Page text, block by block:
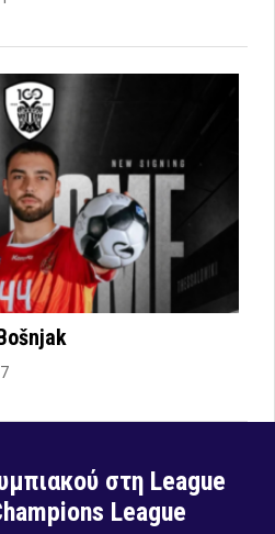
στη League
League